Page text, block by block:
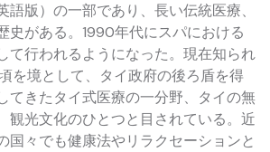
語版）の一部であり、長い伝統医療、
史がある。1990年代にスパにおける
て行われるようになった。現在知られ
を境として、タイ政府の後ろ盾を得
てきたタイ式医療の一分野、タイの無
観光文化のひとつと目されている。近
国々でも健康法やリラクセーションと